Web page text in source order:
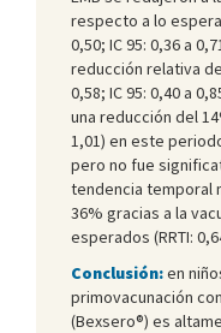
respecto a lo
0,50; IC 95: 0,36 a
reducción relativa
0,58; IC 95: 0,40 a
una reducción del
1,01) en este
pero no fue
tendencia temporal
36% gracias a la
esperados (RRTI:
Conclusión:en
primovacunación
(Bexsero®) es